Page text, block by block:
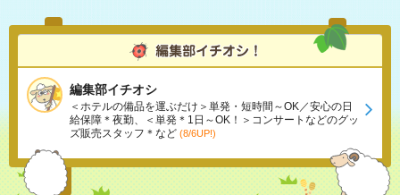
編集部イチオシ
＜ホテルの備品を運ぶだけ＞単発・短時間～OK／安心の日
給保障＊夜勤、＜単発＊1日～OK！＞コンサートなどのグッ
ズ販売スタッフ＊など (8/6UP!)